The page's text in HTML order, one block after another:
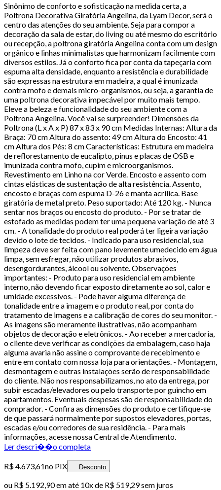
Sinônimo de conforto e sofisticação na medida certa, a
Poltrona Decorativa Giratória Angelina, da Lyam Decor, será o
centro das atenções do seu ambiente. Seja para compor a
decoração da sala de estar, do living ou até mesmo do escritório
ou recepção, a poltrona giratória Angelina conta com um design
orgânico e linhas minimalistas que harmonizam facilmente com
diversos estilos. Já o conforto fica por conta da tapeçaria com
espuma alta densidade, enquanto a resistência e durabilidade
são expressas na estrutura em madeira, a qual é imunizada
contra mofo e demais micro-organismos, ou seja, a garantia de
uma poltrona decorativa impecável por muito mais tempo.
Eleve a beleza e funcionalidade do seu ambiente com a
Poltrona Angelina. Você vai se surpreender! Dimensões da
Poltrona (L x A x P) 87 x 83 x 90 cm Medidas Internas: Altura da
Braça: 70 cm Altura do assento: 49 cm Altura do Encosto: 41
cm Altura dos Pés: 8 cm Características: Estrutura em madeira
de reflorestamento de eucalipto, pinus e placas de OSB e
imunizada contra mofo, cupim e microorganismos.
Revestimento em Linho na cor Verde. Encosto e assento com
cintas elásticas de sustentação de alta resistência. Assento,
encosto e braças com espuma D-26 e manta acrílica. Base
giratória de metal preto. Peso suportado: Até 120 kg. - Nunca
sentar nos braços ou encosto do produto. - Por se tratar de
estofado as medidas podem ter uma pequena variação de até 3
cm. - A tonalidade do produto real poderá ter ligeira variação
devido o lote de tecidos. - Indicado para uso residencial, sua
limpeza deve ser feita com pano levemente umedecido em água
limpa, sem esfregar, não utilizar produtos abrasivos,
desengordurantes, álcool ou solvente. Observações
importantes: - Produto para uso residencial em ambiente
interno, não devendo ficar exposto diretamente ao sol, calor e
umidade excessivos. - Pode haver alguma diferença de
tonalidade entre a imagem e o produto real, por conta do
tratamento de imagens e a calibração de cores do seu monitor. -
As imagens são meramente ilustrativas, não acompanham
objetos de decoração e eletrônicos. - Ao receber a mercadoria,
o cliente deve verificar as condições da embalagem, caso haja
alguma avaria não assine o comprovante de recebimento e
entre em contato com nossa loja para orientações. - Montagem,
desmontagem e outras instalações serão de responsabilidade
do cliente. Não nos responsabilizamos, no ato da entrega, por
subir escadas/elevadores ou pelo transporte por guincho em
apartamentos. Eventuais despesas são de responsabilidade do
comprador. - Confira as dimensões do produto e certifique-se
de que passará normalmente por supostos elevadores, portas,
escadas e/ou corredores de sua residência. - Para mais
informações, acesse nossa Central de Atendimento.
Ler descri��o completa
R$ 4.673,61no PIX Desconto
ou R$ 5.192,90em até 10x de R$ 519,29 sem juros